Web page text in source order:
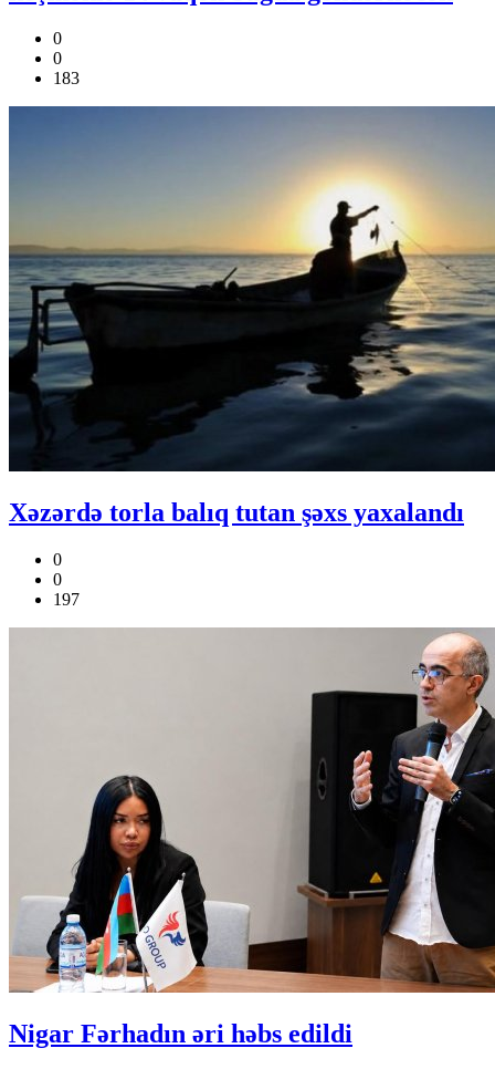
0
0
183
Xəzərdə torla balıq tutan şəxs yaxalandı
0
0
197
Nigar Fərhadın əri həbs edildi